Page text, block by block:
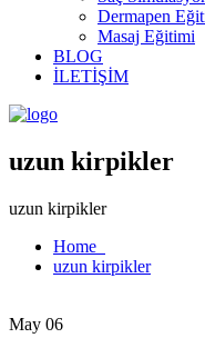
Dermapen
Masaj Eğitimi
BLOG
İLETİŞİM
uzun kirpikler
uzun kirpikler
Home
uzun kirpikler
May 06